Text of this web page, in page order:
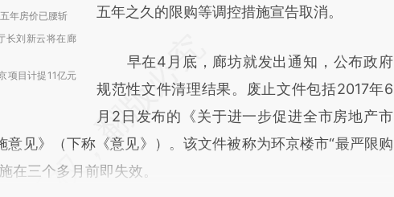
年房价已腰斩
长刘新云将在廊
项目计提11亿元
五年之久的限购等调控措施宣告取消。
早在4月底，廊坊就发出通知，公布政府
规范性文件清理结果。废止文件包括2017年6
月2日发布的《关于进一步促进全市房地产市
意见》（下称《意见》）。该文件被称为环京楼市“最严限购
在三个多月前即失效。